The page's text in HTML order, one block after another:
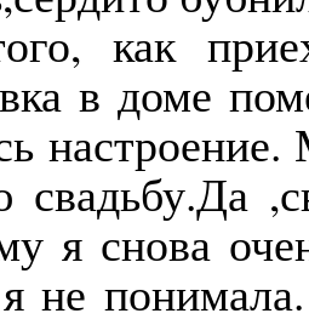
как
в доме
я снова
не